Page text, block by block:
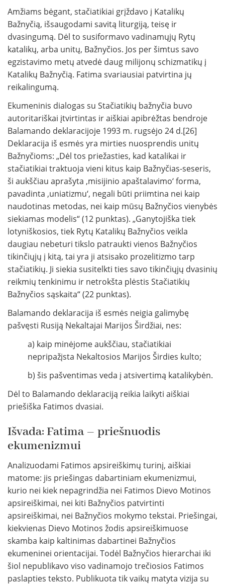
Amžiams bėgant, stačiatikiai grįždavo į Katalikų
Bažnyčią, išsaugodami savitą liturgiją, teisę ir
dvasingumą. Dėl to susiformavo vadinamųjų Rytų
katalikų, arba unitų, Bažnyčios. Jos per šimtus savo
egzistavimo metų atvedė daug milijonų schizmatikų į
Katalikų Bažnyčią. Fatima svariausiai patvirtina jų
reikalingumą.
Ekumeninis dialogas su Stačiatikių bažnyčia buvo
autoritariškai įtvirtintas ir aiškiai apibrėžtas bendroje
Balamando deklaracijoje 1993 m. rugsėjo 24 d.[26]
Deklaracija iš esmės yra mirties nuosprendis unitų
Bažnyčioms: „Dėl tos priežasties, kad katalikai ir
stačiatikiai traktuoja vieni kitus kaip Bažnyčias-seseris,
ši aukščiau aprašyta ‚misijinio apaštalavimo‘ forma,
pavadinta ‚uniatizmu‘, negali būti priimtina nei kaip
naudotinas metodas, nei kaip mūsų Bažnyčios vienybės
siekiamas modelis“ (12 punktas). „Ganytojiška tiek
lotyniškosios, tiek Rytų Katalikų Bažnyčios veikla
daugiau nebeturi tikslo patraukti vienos Bažnyčios
tikinčiųjų į kitą, tai yra ji atsisako prozelitizmo tarp
stačiatikių. Ji siekia susitelkti ties savo tikinčiųjų dvasinių
reikmių tenkinimu ir netrokšta plėstis Stačiatikių
Bažnyčios sąskaita“ (22 punktas).
Balamando deklaracija iš esmės neigia galimybę
pašvęsti Rusiją Nekaltajai Marijos Širdžiai, nes:
a) kaip minėjome aukščiau, stačiatikiai
nepripažįsta Nekaltosios Marijos Širdies kulto;
b) šis pašventimas veda į atsivertimą katalikybėn.
Dėl to Balamando deklaraciją reikia laikyti aiškiai
priešiška Fatimos dvasiai.
Išvada: Fatima – priešnuodis
ekumenizmui
Analizuodami Fatimos apsireiškimų turinį, aiškiai
matome: jis priešingas dabartiniam ekumenizmui,
kurio nei kiek nepagrindžia nei Fatimos Dievo Motinos
apsireiškimai, nei kiti Bažnyčios patvirtinti
apsireiškimai, nei Bažnyčios mokymo tekstai. Priešingai,
kiekvienas Dievo Motinos žodis apsireiškimuose
skamba kaip kaltinimas dabartinei Bažnyčios
ekumeninei orientacijai. Todėl Bažnyčios hierarchai iki
šiol nepublikavo viso vadinamojo trečiosios Fatimos
paslapties teksto. Publikuota tik vaikų matyta vizija su